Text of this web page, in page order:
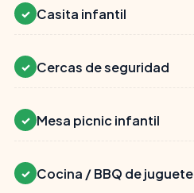
✓ Casita infantil
✓ Cercas de seguridad
✓ Mesa picnic infantil
✓ Cocina / BBQ de juguete